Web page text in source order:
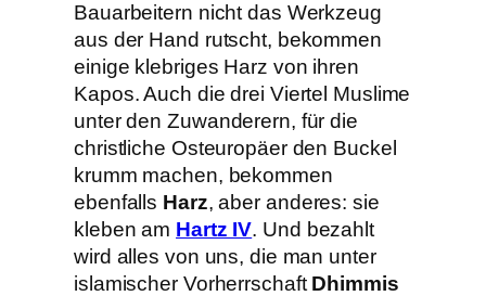
Bauarbeitern nicht das Werkzeug
aus der Hand rutscht, bekommen
einige klebriges Harz von ihren
Kapos. Auch die drei Viertel Muslime
unter den Zuwanderern, für die
christliche Osteuropäer den Buckel
krumm machen, bekommen
ebenfalls Harz, aber anderes: sie
kleben am Hartz IV. Und bezahlt
wird alles von uns, die man unter
islamischer Vorherrschaft Dhimmis